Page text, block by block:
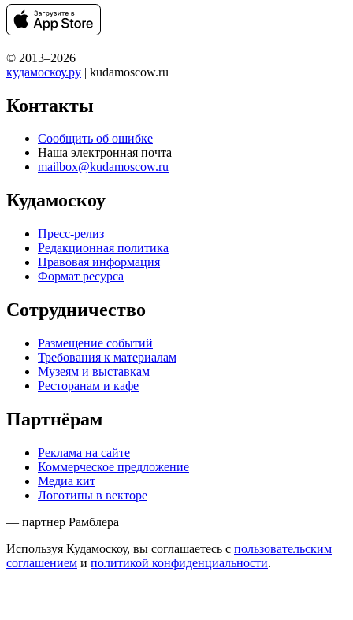
© 2013–2026
кудамоскоу.ру | kudamoscow.ru
Контакты
Сообщить об ошибке
Наша электронная почта
mailbox@kudamoscow.ru
Кудамоскоу
Пресс-релиз
Редакционная политика
Правовая информация
Формат ресурса
Сотрудничество
Размещение событий
Требования к материалам
Музеям и выставкам
Ресторанам и кафе
Партнёрам
Реклама на сайте
Коммерческое предложение
Медиа кит
Логотипы в векторе
— партнер Рамблера
Используя Кудамоскоу, вы соглашаетесь с пользовательским
соглашением и политикой конфиденциальности.